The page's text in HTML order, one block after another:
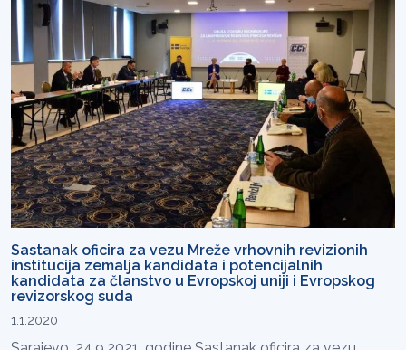
Sastanak oficira za vezu Mreže vrhovnih revizionih
institucija zemalja kandidata i potencijalnih
kandidata za članstvo u Evropskoj uniji i Evropskog
revizorskog suda
1.1.2020